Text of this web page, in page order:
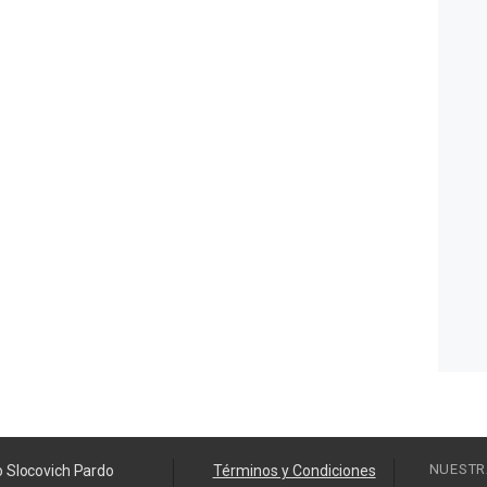
Slocovich Pardo Términos y Condiciones